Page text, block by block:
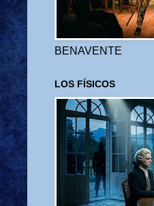
BENAVENTE
LOS FÍSICOS